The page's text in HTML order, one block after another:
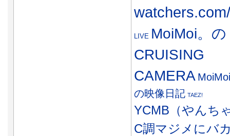
watchers.com/
LIVE MoiMoi。の
CRUISING
CAMERA
の映像日記 TAEZ!
YCMB（やんち
C調マジメにバ